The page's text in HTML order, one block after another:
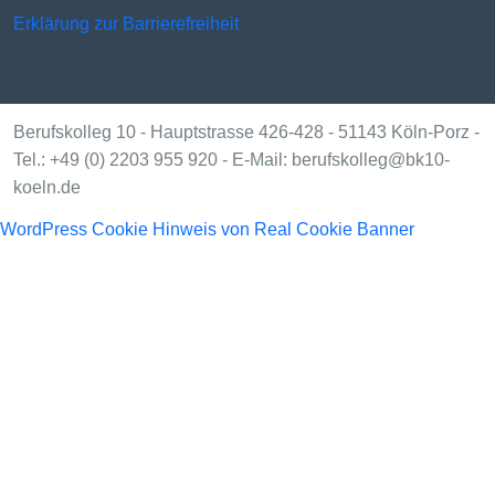
Erklärung zur Barrierefreiheit
Berufskolleg 10 - Hauptstrasse 426-428 - 51143 Köln-Porz -
Tel.: +49 (0) 2203 955 920 - E-Mail: berufskolleg@bk10-
koeln.de
WordPress Cookie Hinweis von Real Cookie Banner